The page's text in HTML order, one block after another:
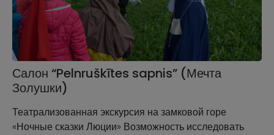
Салон “Pelnruškītes sapnis” (Мечта
Золушки)
Театрализованная экскурсия на замковой горе
«Ночные сказки Люции» Возможность исследовать